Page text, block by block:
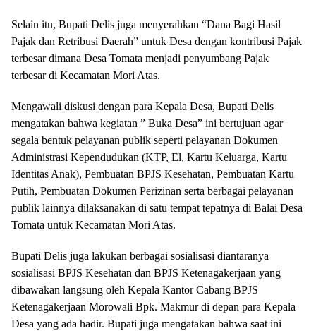
Selain itu, Bupati Delis juga menyerahkan “Dana Bagi Hasil
Pajak dan Retribusi Daerah” untuk Desa dengan kontribusi Pajak
terbesar dimana Desa Tomata menjadi penyumbang Pajak
terbesar di Kecamatan Mori Atas.
Mengawali diskusi dengan para Kepala Desa, Bupati Delis
mengatakan bahwa kegiatan ” Buka Desa” ini bertujuan agar
segala bentuk pelayanan publik seperti pelayanan Dokumen
Administrasi Kependudukan (KTP, El, Kartu Keluarga, Kartu
Identitas Anak), Pembuatan BPJS Kesehatan, Pembuatan Kartu
Putih, Pembuatan Dokumen Perizinan serta berbagai pelayanan
publik lainnya dilaksanakan di satu tempat tepatnya di Balai Desa
Tomata untuk Kecamatan Mori Atas.
Bupati Delis juga lakukan berbagai sosialisasi diantaranya
sosialisasi BPJS Kesehatan dan BPJS Ketenagakerjaan yang
dibawakan langsung oleh Kepala Kantor Cabang BPJS
Ketenagakerjaan Morowali Bpk. Makmur di depan para Kepala
Desa yang ada hadir. Bupati juga mengatakan bahwa saat ini